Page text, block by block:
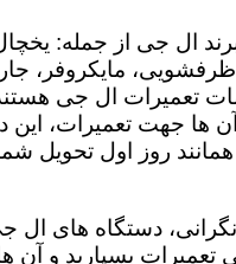
ال جی از جمله:
مایکروفر،
تعمیرات ال جی هستند
ها جهت تعمیرات، این
روز اول تحویل
دستگاه های ال
تعمیرات بسپارید و آن